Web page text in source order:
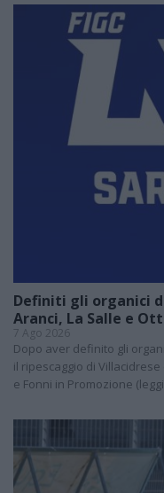
Definiti gli organici
Aranci, La Salle e
7 Ago 2026
Dopo aver definito gli
il ripescaggio di
e Fonni in Promozione